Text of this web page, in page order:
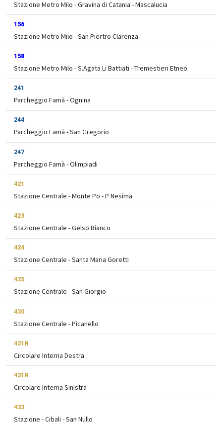
Stazione Metro Milo - Gravina di Catania - Mascalucia
156
Stazione Metro Milo - San Piertro Clarenza
158
Stazione Metro Milo - S.Agata Li Battiati - Tremestieri Etneo
241
Parcheggio Famà - Ognina
244
Parcheggio Famà - San Gregorio
247
Parcheggio Famà - Olimpiadi
421
Stazione Centrale - Monte Po - P Nesima
423
Stazione Centrale - Gelso Bianco
424
Stazione Centrale - Santa Maria Goretti
425
Stazione Centrale - San Giorgio
430
Stazione Centrale - Picanello
431N
Circolare Interna Destra
431R
Circolare Interna Sinistra
433
Stazione - Cibali - San Nullo